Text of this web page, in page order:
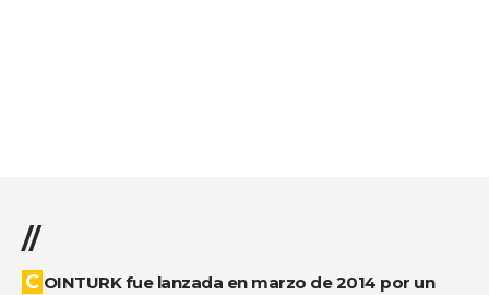
//
COINTURK fue lanzada en marzo de 2014 por un